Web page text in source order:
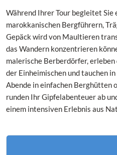
Während Ihrer Tour begleitet Sie
marokkanischen Bergführern,
Gepäck wird von Maultieren
das Wandern konzentrieren
malerische Berberdörfer,
der Einheimischen und tauchen
Abende in einfachen Berghütten
runden Ihr Gipfelabenteuer ab
einem intensiven Erlebnis aus